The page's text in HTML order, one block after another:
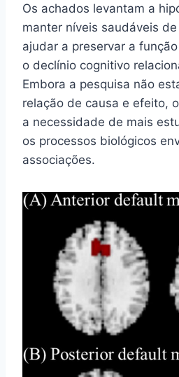
Os achados levantam a
manter níveis saudáveis
ajudar a preservar a
o declínio cognitivo
Embora a pesquisa não
relação de causa e efeito,
a necessidade de mais
os processos biológicos
associações.